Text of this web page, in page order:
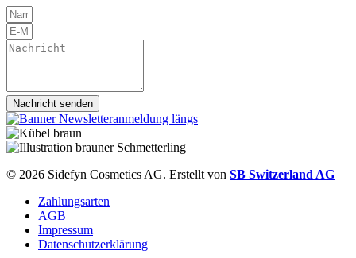
Nachricht senden
© 2026 Sidefyn Cosmetics AG. Erstellt von SB Switzerland AG
Zahlungsarten
AGB
Impressum
Datenschutzerklärung